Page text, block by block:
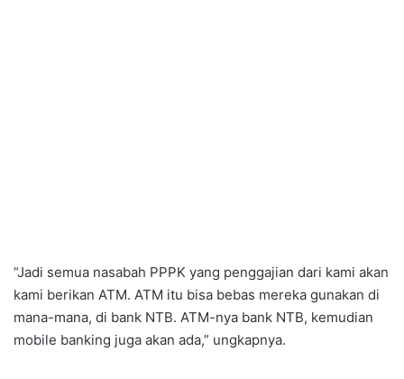
“Jadi semua nasabah PPPK yang penggajian dari kami akan
kami berikan ATM. ATM itu bisa bebas mereka gunakan di
mana-mana, di bank NTB. ATM-nya bank NTB, kemudian
mobile banking juga akan ada,” ungkapnya.